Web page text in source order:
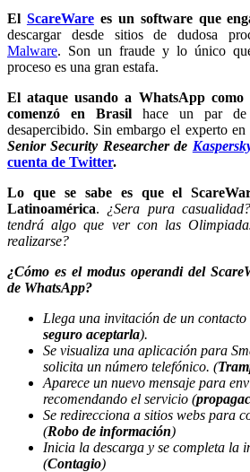
El ScareWarees un software que
descargar desde sitios de dudosa
Malware. Son un fraude y lo único
proceso es una gran estafa.
El ataque usando a WhatsApp como
comenzó en Brasil hace un par de
desapercibido. Sin embargo el experto en
Senior Security Researcher de
cuenta de Twitter.
Lo que se sabe es que el
Latinoamérica. ¿Sera pura
tendrá algo que ver con las
realizarse?
¿Cómo es el modus operandi del
de WhatsApp?
Llega una invitación de un contacto
seguro aceptarla).
Se visualiza una aplicación para
solicita un número telefónico. (
Aparece un nuevo mensaje para
recomendando el servicio (
Se redirecciona a sitios webs para
(Robo de información)
Inicia la descarga y se completa la
(Contagio)